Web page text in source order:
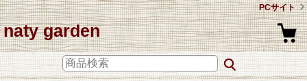
PCサイト
naty garden